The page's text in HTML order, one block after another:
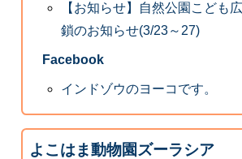
【お知らせ】自然公園こども
鎖のお知らせ(3/23～27)
Facebook
インドゾウのヨーコです。
よこはま動物園ズーラシア